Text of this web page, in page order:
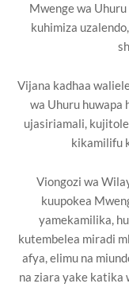
Mwenge wa
kuhimiza
Vijana kadhaa
wa Uhuru huwapa
ujasiriamali,
kikamilifu
Viongozi wa
kuupokea
yamekamilika,
kutembelea miradi
afya, elimu na
na ziara yake katika